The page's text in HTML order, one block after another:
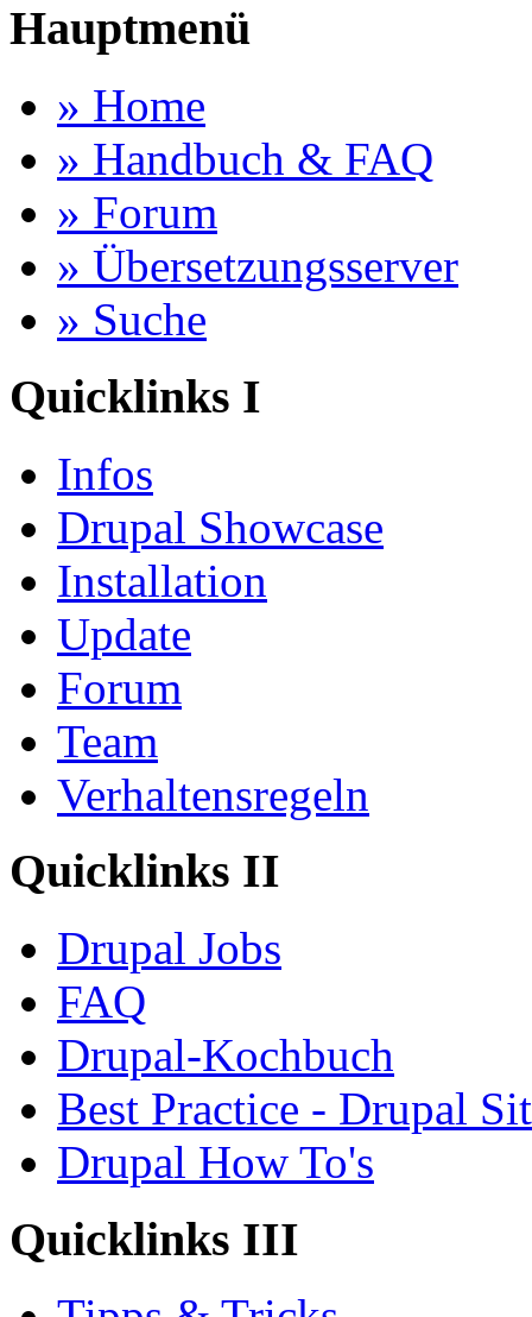
Hauptmenü
» Home
» Handbuch & FAQ
» Forum
» Übersetzungsserver
» Suche
Quicklinks I
Infos
Drupal Showcase
Installation
Update
Forum
Team
Verhaltensregeln
Quicklinks II
Drupal Jobs
FAQ
Drupal-Kochbuch
Best Practice - Drupal
Drupal How To's
Quicklinks III